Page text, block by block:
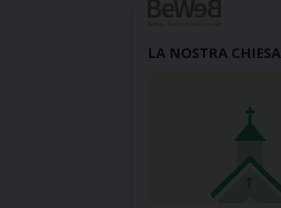
LA NOSTRA CHIESA